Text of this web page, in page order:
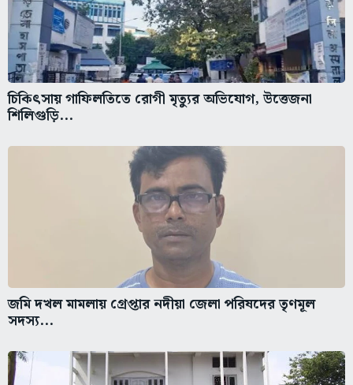
চিকিৎসায় গাফিলতিতে রোগী মৃত্যুর অভিযোগ, উত্তেজনা
শিলিগুড়ি...
জমি দখল মামলায় গ্রেপ্তার নদীয়া জেলা পরিষদের তৃণমূল
সদস্য...